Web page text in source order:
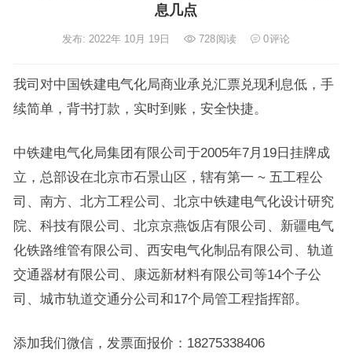
息几点
发布: 2022年 10月 19日 728阅读 0评论
我司对中国铁建电气化局商业承兑汇票兑现利息低，手
续简单，背书打款，实时到账，安全快捷。
中铁建电气化局集团有限公司于2005年7月19日挂牌成
立，总部设在北京市石景山区，辖有第一 ~ 五工程公
司、南方、北方工程公司、北京中铁建电气化设计研究
院、科技有限公司、北京京燕饭店有限公司、新疆电气
化铁路维管有限公司、西安电气化制品有限公司、轨道
交通器材有限公司、康远新材料有限公司等14个子公
司、城市轨道交通分公司和17个局管工程指挥部。
添加我们微信，发票面报价：18275338406